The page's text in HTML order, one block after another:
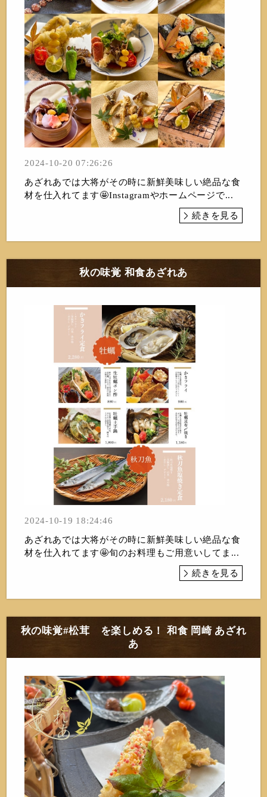
2024-10-20 07:26:26
あざれあでは大将がその時に新鮮美味しい絶品な食
材を仕入れてます🤩Instagramやホームページで...
続きを見る
秋の味覚 和食あざれあ
2024-10-19 18:24:46
あざれあでは大将がその時に新鮮美味しい絶品な食
材を仕入れてます🤩旬のお料理もご用意いしてま...
続きを見る
秋の味覚#松茸 を楽しめる！ 和食 岡崎 あざれ
あ